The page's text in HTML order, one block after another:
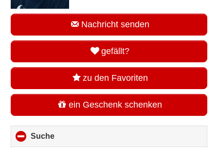
Nachricht senden
gefällt?
zu den Favoriten
ein Geschenk schenken
Suche
to